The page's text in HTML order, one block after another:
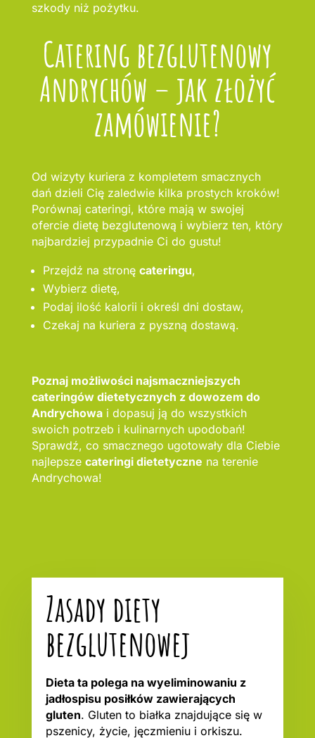
szkody niż pożytku.
Catering bezglutenowy
Andrychów – jak złożyć
zamówienie?
Od wizyty kuriera z kompletem smacznych
dań dzieli Cię zaledwie kilka prostych kroków!
Porównaj cateringi, które mają w swojej
ofercie dietę bezglutenową i wybierz ten, który
najbardziej przypadnie Ci do gustu!
Przejdź na stronę cateringu,
Wybierz dietę,
Podaj ilość kalorii i określ dni dostaw,
Czekaj na kuriera z pyszną dostawą.
Poznaj możliwości najsmaczniejszych
cateringów dietetycznych z dowozem do
Andrychowai dopasuj ją do wszystkich
swoich potrzeb i kulinarnych upodobań!
Sprawdź, co smacznego ugotowały dla Ciebie
najlepsze cateringi dietetyczne na terenie
Andrychowa!
Zasady diety
bezglutenowej
Dieta ta polega na wyeliminowaniu z
jadłospisu posiłków zawierających
gluten. Gluten to białka znajdujące się w
pszenicy, życie, jęczmieniu i orkiszu.